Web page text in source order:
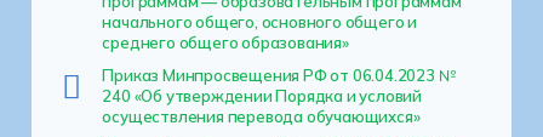
начального общего, основного общего и
среднего общего образования»
Приказ Минпросвещения РФ от 06.04.2023 №
240 «Об утверждении Порядка и условий
осуществления перевода обучающихся»